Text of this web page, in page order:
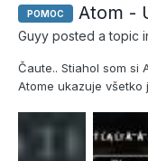
POMOC Atom -
Guyy posted a topic
Čaute.. Stiahol som si
Atome ukazuje všetko